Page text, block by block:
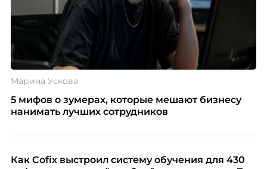
Марина Ускова
5 мифов о зумерах, которые мешают бизнесу
нанимать лучших сотрудников
Как Cofix выстроил систему обучения для 430